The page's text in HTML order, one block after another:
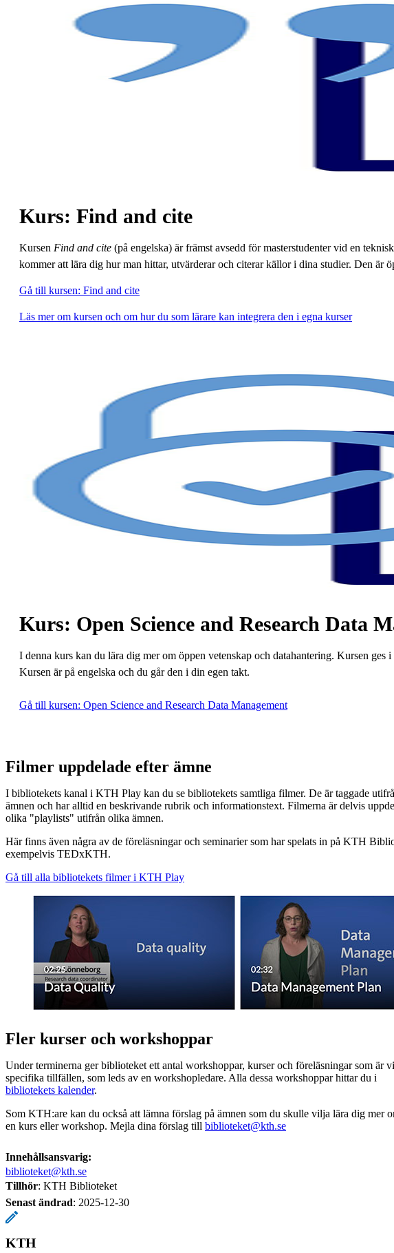
Kurs: Find and cite
Kursen Find and cite (på engelska) är främst avsedd för masterstudenter vid en
kommer att lära dig hur man hittar, utvärderar och citerar källor i dina studier. Den är
Gå till kursen: Find and cite
Läs mer om kursen och om hur du som lärare kan integrera den i egna kurser
Kurs: Open Science and Research Data
I denna kurs kan du lära dig mer om öppen vetenskap och datahantering. Kursen
Kursen är på engelska och du går den i din egen takt.
Gå till kursen: Open Science and Research Data Management
Filmer uppdelade efter ämne
I bibliotekets kanal i KTH Play kan du se bibliotekets samtliga filmer. De är taggade
ämnen och har alltid en beskrivande rubrik och informationstext. Filmerna är delvis
olika "playlists" utifrån olika ämnen.
Här finns även några av de föreläsningar och seminarier som har spelats in på KTH
exempelvis TEDxKTH.
Gå till alla bibliotekets filmer i KTH Play
Fler kurser och workshoppar
Under terminerna ger biblioteket ett antal workshoppar, kurser och föreläsningar som är
specifika tillfällen, som leds av en workshopledare. Alla dessa workshoppar hittar du i
bibliotekets kalender.
Som KTH:are kan du också att lämna förslag på ämnen som du skulle vilja lära dig mer
en kurs eller workshop. Mejla dina förslag till biblioteket@kth.se
Innehållsansvarig:
biblioteket@kth.se
Tillhör: KTH Biblioteket
Senast ändrad: 2025-12-30
KTH